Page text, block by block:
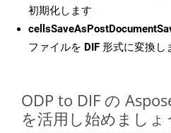
初期化します
ファイルを DIF 形式に変換し
ODP to DIF の
を活用し始めましょ